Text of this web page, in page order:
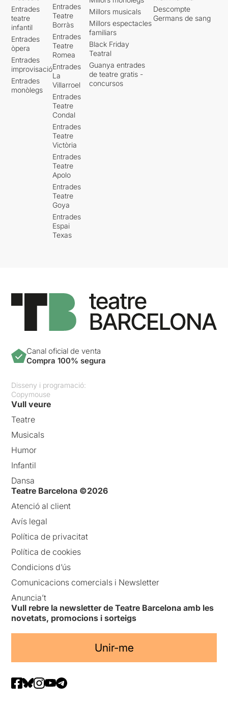
Entrades
teatre
infantil
Entrades
òpera
Entrades
improvisació
Entrades
monòlegs
Entrades
Teatre
Borràs
Entrades
Teatre
Romea
Entrades
La
Villarroel
Entrades
Teatre
Condal
Entrades
Teatre
Victòria
Entrades
Teatre
Apolo
Entrades
Teatre
Goya
Entrades
Espai
Texas
Millors musicals
Millors espectacles
familiars
Black Friday
Teatral
Guanya entrades
de teatre gratis -
concursos
Descompte
Germans de sang
Canal oficial de venta
Compra 100% segura
Disseny i programació:
Copymouse
Vull veure
Teatre
Musicals
Humor
Infantil
Dansa
Teatre Barcelona ©2026
Atenció al client
Avís legal
Política de privacitat
Política de cookies
Condicions d’ús
Comunicacions comercials i Newsletter
Anuncia’t
Vull rebre la newsletter de Teatre Barcelona amb les
novetats, promocions i sorteigs
Unir-me